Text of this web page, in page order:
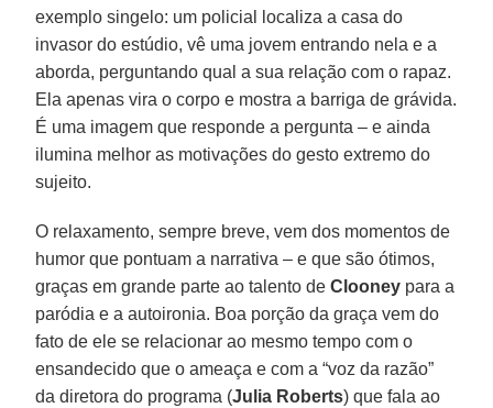
exemplo singelo: um policial localiza a casa do
invasor do estúdio, vê uma jovem entrando nela e a
aborda, perguntando qual a sua relação com o rapaz.
Ela apenas vira o corpo e mostra a barriga de grávida.
É uma imagem que responde a pergunta – e ainda
ilumina melhor as motivações do gesto extremo do
sujeito.
O relaxamento, sempre breve, vem dos momentos de
humor que pontuam a narrativa – e que são ótimos,
graças em grande parte ao talento deClooney para a
paródia e a autoironia. Boa porção da graça vem do
fato de ele se relacionar ao mesmo tempo com o
ensandecido que o ameaça e com a “voz da razão”
da diretora do programa (Julia Roberts) que fala ao